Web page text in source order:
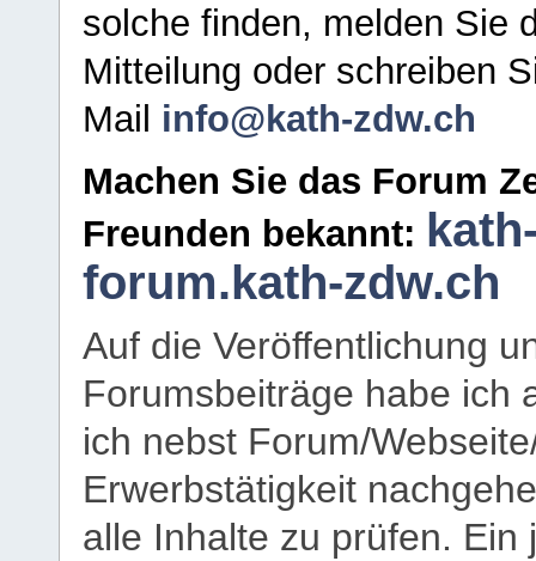
solche finden, melden Sie
Mitteilung oder schreiben
Mail info@kath-zdw.ch
Machen Sie das Forum
Freunden bekannt:
forum.kath-zdw.ch
Auf die Veröffentlichung
Forumsbeiträge habe ich
ich nebst Forum/
Erwerbstätigkeit
alle Inhalte zu prüfen.